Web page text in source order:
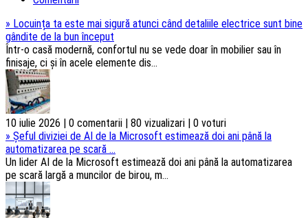
» Locuința ta este mai sigură atunci când detaliile electrice sunt bine
gândite de la bun început
Într-o casă modernă, confortul nu se vede doar în mobilier sau în
finisaje, ci și în acele elemente dis...
10 iulie 2026 | 0 comentarii | 80 vizualizari | 0 voturi
» Șeful diviziei de AI de la Microsoft estimează doi ani până la
automatizarea pe scară ...
Un lider AI de la Microsoft estimează doi ani până la automatizarea
pe scară largă a muncilor de birou, m...